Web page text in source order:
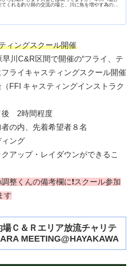
てくれる釣り師の交流の場と、川に魚を増やす為のイ
ィングスクール開催
C&R区間で開催の“フライ、テ
ライキャスティングスクール開催
キャスティングインストラク
2時間程度
内、先着希望者８名
ング
ップ・レイダウンができるこ
整くんの備考欄に❗スクール参加
す
Ｃ＆Ｒエリア放流チャリテ
MEETING@HAYAKAWA